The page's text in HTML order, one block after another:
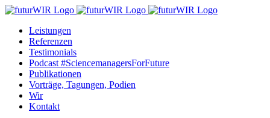
Zum
springenLeistungen
Referenzen
Testimonials
Podcast #SciencemanagersForFuture
Publikationen
Vorträge, Tagungen, Podien
Wir
Kontakt